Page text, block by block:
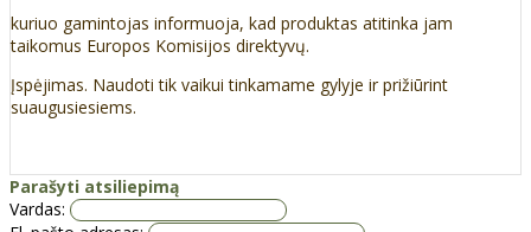
kuriuo gamintojas informuoja, kad produktas atitinka jam
taikomus Europos Komisijos direktyvų.
Įspėjimas. Naudoti tik vaikui tinkamame gylyje ir prižiūrint
suaugusiesiems.
Parašyti atsiliepimą
Vardas: